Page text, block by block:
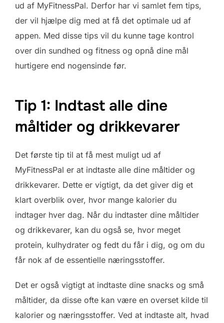
ud af MyFitnessPal. Derfor har vi samlet fem tips,
der vil hjælpe dig med at få det optimale ud af
appen. Med disse tips vil du kunne tage kontrol
over din sundhed og fitness og opnå dine mål
hurtigere end nogensinde før.
Tip 1: Indtast alle dine
måltider og drikkevarer
Det første tip til at få mest muligt ud af
MyFitnessPal er at indtaste alle dine måltider og
drikkevarer. Dette er vigtigt, da det giver dig et
klart overblik over, hvor mange kalorier du
indtager hver dag. Når du indtaster dine måltider
og drikkevarer, kan du også se, hvor meget
protein, kulhydrater og fedt du får i dig, og om du
får nok af de essentielle næringsstoffer.
Det er også vigtigt at indtaste dine snacks og små
måltider, da disse ofte kan være en overset kilde til
kalorier og næringsstoffer. Ved at indtaste alt, hvad